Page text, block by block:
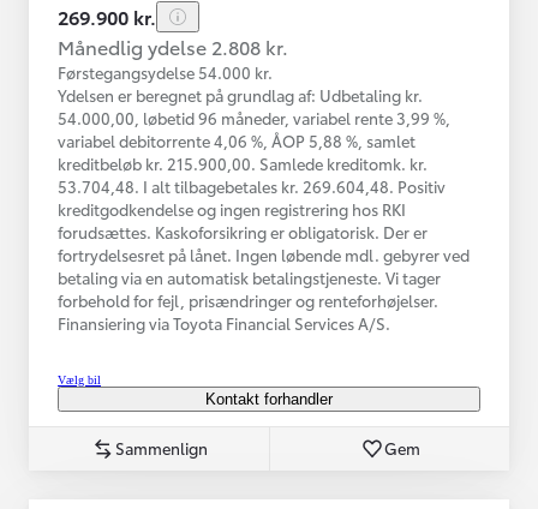
269.900 kr.
Månedlig ydelse 2.808 kr.
Førstegangsydelse 54.000 kr.
Ydelsen er beregnet på grundlag af: Udbetaling kr.
54.000,00, løbetid 96 måneder, variabel rente 3,99 %,
variabel debitorrente 4,06 %, ÅOP 5,88 %, samlet
kreditbeløb kr. 215.900,00. Samlede kreditomk. kr.
53.704,48. I alt tilbagebetales kr. 269.604,48. Positiv
kreditgodkendelse og ingen registrering hos RKI
forudsættes. Kaskoforsikring er obligatorisk. Der er
fortrydelsesret på lånet. Ingen løbende mdl. gebyrer ved
betaling via en automatisk betalingstjeneste. Vi tager
forbehold for fejl, prisændringer og renteforhøjelser.
Finansiering via Toyota Financial Services A/S.
Vælg bil
Kontakt forhandler
Sammenlign Gem